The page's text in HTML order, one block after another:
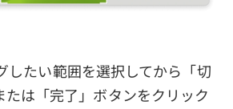
したい範囲を選択してから「切
たは「完了」ボタンをクリック